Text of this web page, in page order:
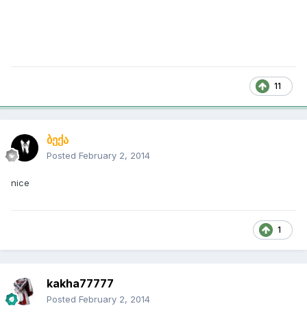
11
ბექა
Posted February 2, 2014
nice
1
kakha77777
Posted February 2, 2014